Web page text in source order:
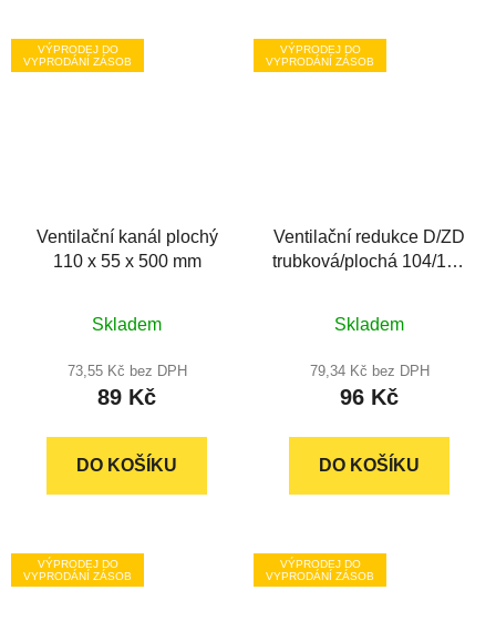
VÝPRODEJ DO
VYPRODÁNÍ ZÁSOB
Ventilační kanál plochý
110 x 55 x 500 mm
Skladem
73,55 Kč bez DPH
89 Kč
DO KOŠÍKU
VÝPRODEJ DO
VYPRODÁNÍ ZÁSOB
Ventilační redukce D/ZD
trubková/plochá 104/110
hodnocení
produktu
je
z
Skladem
79,34 Kč bez DPH
96 Kč
DO KOŠÍKU
VÝPRODEJ DO
VYPRODÁNÍ ZÁSOB
VÝPRODEJ DO
VYPRODÁNÍ ZÁSOB